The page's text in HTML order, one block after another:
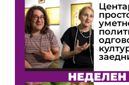
НЕДЕЛЕН